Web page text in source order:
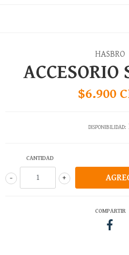
HASBRO
ACCESORIO
$6.900
DISPONIBILIDAD:
CANTIDAD
+
-
COMPARTIR